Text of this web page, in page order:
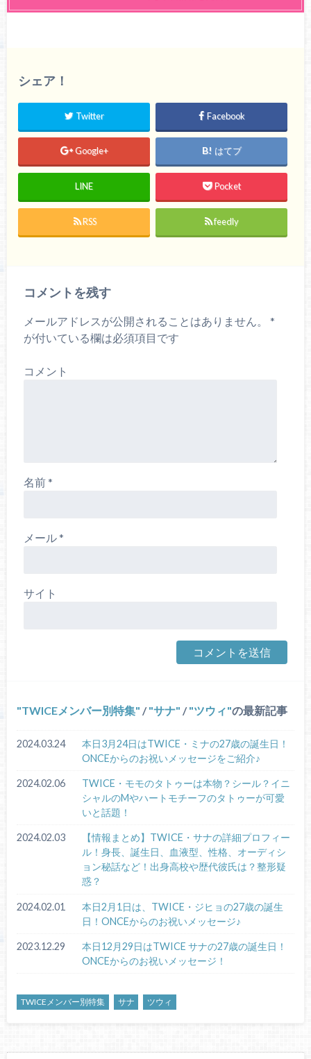
シェア！
Twitter Facebook
Google+ はてブ
LINE Pocket
RSS feedly
コメントを残す
メールアドレスが公開されることはありません。
*
が付いている欄は必須項目です
コメント
名前*
メール*
サイト
TWICEメンバー別特集 / サナ / ツウィ の最新記事
2024.03.24
本日3月24日はTWICE・ミナの27歳の誕生日！
ONCEからのお祝いメッセージをご紹介♪
2024.02.06
TWICE・モモのタトゥーは本物？シール？イニ
シャルのMやハートモチーフのタトゥーが可愛
いと話題！
2024.02.03
【情報まとめ】TWICE・サナの詳細プロフィー
ル！身長、誕生日、血液型、性格、オーディシ
ョン秘話など！出身高校や歴代彼氏は？整形疑
惑？
2024.02.01
本日2月1日は、TWICE・ジヒョの27歳の誕生
日！ONCEからのお祝いメッセージ♪
2023.12.29
本日12月29日はTWICE サナの27歳の誕生日！
ONCEからのお祝いメッセージ！
TWICEメンバー別特集 サナ ツウィ